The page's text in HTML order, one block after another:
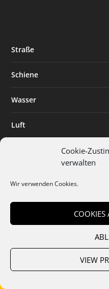
Cookie-
verwalten
Wir verwenden Cookies.
COOKIES
VIEW
Straße
Schiene
Wasser
Luft
Digitalisierung
Mediadaten